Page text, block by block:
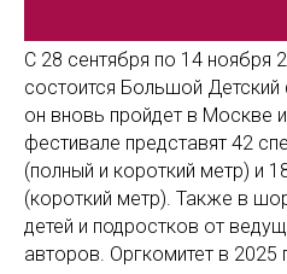
С 28 сентября по 14 ноября
состоится Большой
он вновь пройдет в Москве
фестивале представят 42
(полный и короткий метр) и
(короткий метр). Также в
детей и подростков от
авторов. Оргкомитет в 2025